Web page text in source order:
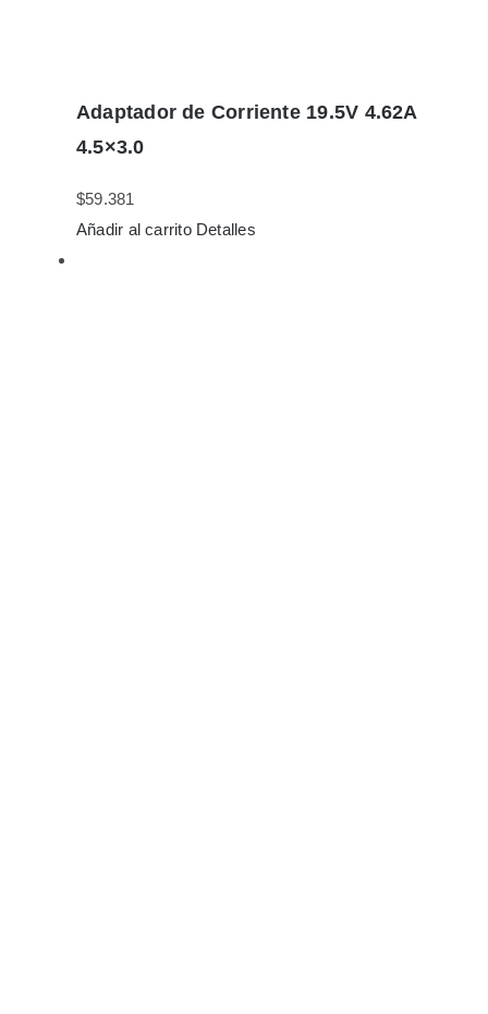
Adaptador de Corriente 19.5V 4.62A
4.5×3.0
$59.381
Añadir al carrito Detalles